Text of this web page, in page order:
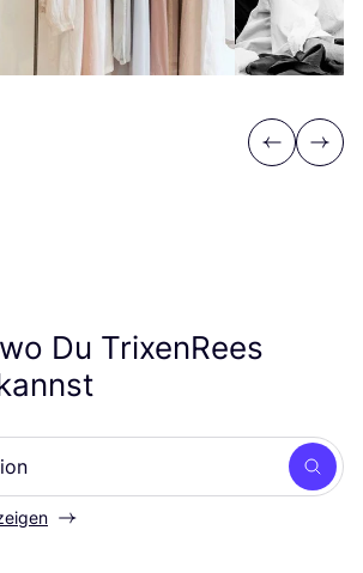
Previous
Next
Du TrixenRees